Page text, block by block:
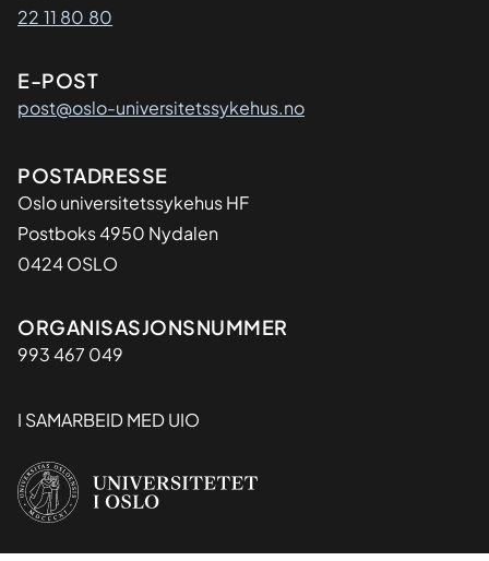
22 11 80 80
E-POST
post@oslo-universitetssykehus.no
Adresse
POSTADRESSE
Oslo universitetssykehus HF
Postboks 4950 Nydalen
0424 OSLO
Organisasjon
ORGANISASJONSNUMMER
993 467 049
I SAMARBEID MED UIO